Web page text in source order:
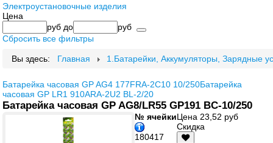
Электроустановочные изделия
Цена
руб до
руб
Сбросить все фильтры
Вы здесь: Главная 1.Батарейки, Аккумуляторы, Зарядные
Батарейка часовая GP AG4 177FRA-2C10 10/250Батарейка
часовая GP LR1 910ARA-2U2 BL-2/20
Батарейка часовая GP AG8/LR55 GP191 BC-10/250
Цена 23,52 руб
Скидка
№ ячейки
180417